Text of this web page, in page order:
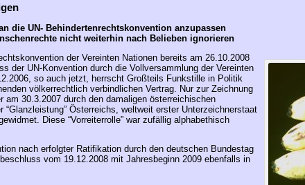
dieUN- Behindertenrechtskonventionanzupassen
nicht weiterhin nach Belieben ignorieren
der Vereinten Nationen bereits am 26.10.2008
der UN-Konvention durch die Vollversammlung der Vereinten
so auch jetzt, herrscht Großteils Funkstille in Politik
völkerrechtlich verbindlichen Vertrag. Nur zur Zeichnung
am 30.3.2007 durch den damaligen österreichischen
“Glanzleistung” Österreichs, weltweit erster Unterzeichnerstaat
Diese “Vorreiterrolle” war zufällig alphabethisch
nach erfolgter Ratifikation durch den deutschen Bundestag
vom 19.12.2008 mit Jahresbeginn 2009 ebenfalls in